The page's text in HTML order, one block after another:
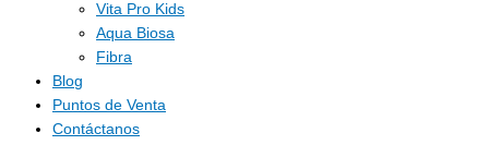
Vita Pro Kids
Aqua Biosa
Fibra
Blog
Puntos de Venta
Contáctanos